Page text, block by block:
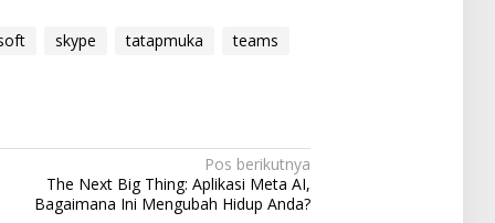
skype tatapmuka
teams
Pos berikutnya
The Next Big Thing: Aplikasi Meta AI,
Bagaimana Ini Mengubah Hidup Anda?